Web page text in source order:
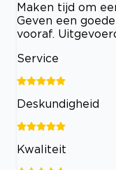
Maken tijd om
Geven een
vooraf.
Service
Deskundigheid
Kwaliteit